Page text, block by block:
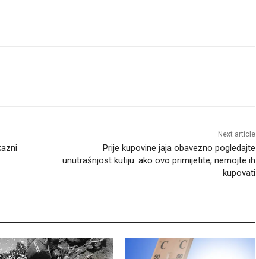
Next article
Prije kupovine jaja obavezno pogledajte
unutrašnjost kutiju: ako ovo primijetite, nemojte ih
kupovati